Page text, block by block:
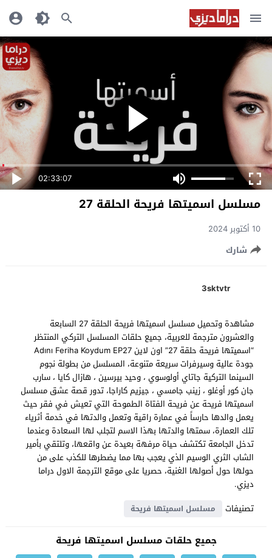
02:33:07
مسلسل اسميتها فريحة الحلقة 27
10 أكتوبر 2024
شارك
3sktvtr
مشاهدة وتحميل مسلسل اسميتها فريحة الحلقة 27 السابعة
والعشرون مترجمة للعربية، جميع حلقات المسلسل التركي المنتظر
“اسميتها فريحة حلقة 27” اون لاين Adını Feriha Koydum EP27
جودة عالية وسيرفرات سريعة متنوعة، المسلسل من بطولة نجوم
السينما التركية جاتاي أولوسوي ، وحيد بيرسين ، هازال كايا ، سارب
جان كور أوغلو ، زينب جامسي ، جيزيم كاراجا، تدور قصة عشق مسلسل
اسميتها فريحة عن فريحة الفتاة الطموحة التي تعيش في فقر حيث
يعمل والدها حارساً في عمارة راقية وتعمل والدتها في خدمة أثرياء
تلك العمارة، سمتها والدتها بهذا الاسم لتجلب لها السعادة وعندما
تدخل الجامعة تكتشف حياة مرفهة بعيدة عن واقعها، وتلتقي بأمير
الشاب الثري الوسيم الذي يعجب بها مما يضطرها للكذب على من
حولها حول أصولها الغنية، حصريا على موقع الترجمة الاول دراما
ديزي.
تصنيفات
مسلسل اسميتها فريحة
جميع حلقات مسلسل اسميتها فريحة